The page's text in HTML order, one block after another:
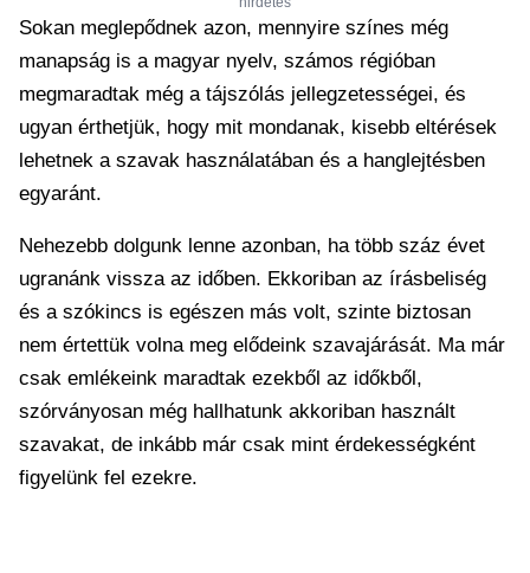
Sokan meglepődnek azon, mennyire színes még
manapság is a magyar nyelv, számos régióban
megmaradtak még a tájszólás jellegzetességei, és
ugyan érthetjük, hogy mit mondanak, kisebb eltérések
lehetnek a szavak használatában és a hanglejtésben
egyaránt.
Nehezebb dolgunk lenne azonban, ha több száz évet
ugranánk vissza az időben. Ekkoriban az írásbeliség
és a szókincs is egészen más volt, szinte biztosan
nem értettük volna meg elődeink szavajárását. Ma már
csak emlékeink maradtak ezekből az időkből,
szórványosan még hallhatunk akkoriban használt
szavakat, de inkább már csak mint érdekességként
figyelünk fel ezekre.